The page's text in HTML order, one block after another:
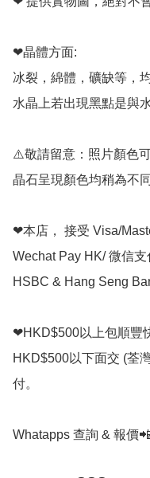
❤晶體方面:
冰裂，綿體，礦缺等，
水晶上若出現黑點是與
⚠️敬請留意：照片顏色
晶石呈現顏色均稍為不
❤本店， 接受 Visa/
Wechat Pay HK/ 微信
HSBC & Hang Seng
❤HKD$500以上包順豐
HKD$500以下面交 (荃
付。
Whatapps 查詢 & 報價